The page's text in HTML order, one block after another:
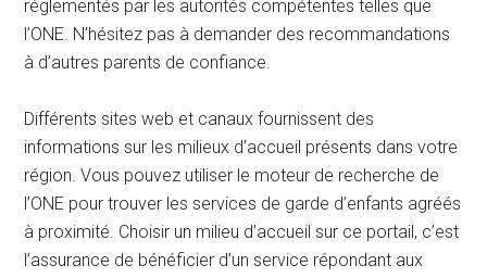
réglementés par les autorités compétentes telles que
l’ONE. N’hésitez pas à demander des recommandations
à d’autres parents de confiance.
Différents sites web et canaux fournissent des
informations sur les milieux d’accueil présents dans votre
région. Vous pouvez utiliser le moteur de recherche de
l’ONE pour trouver les services de garde d’enfants agréés
à proximité. Choisir un milieu d’accueil sur ce portail, c’est
l’assurance de bénéficier d’un service répondant aux